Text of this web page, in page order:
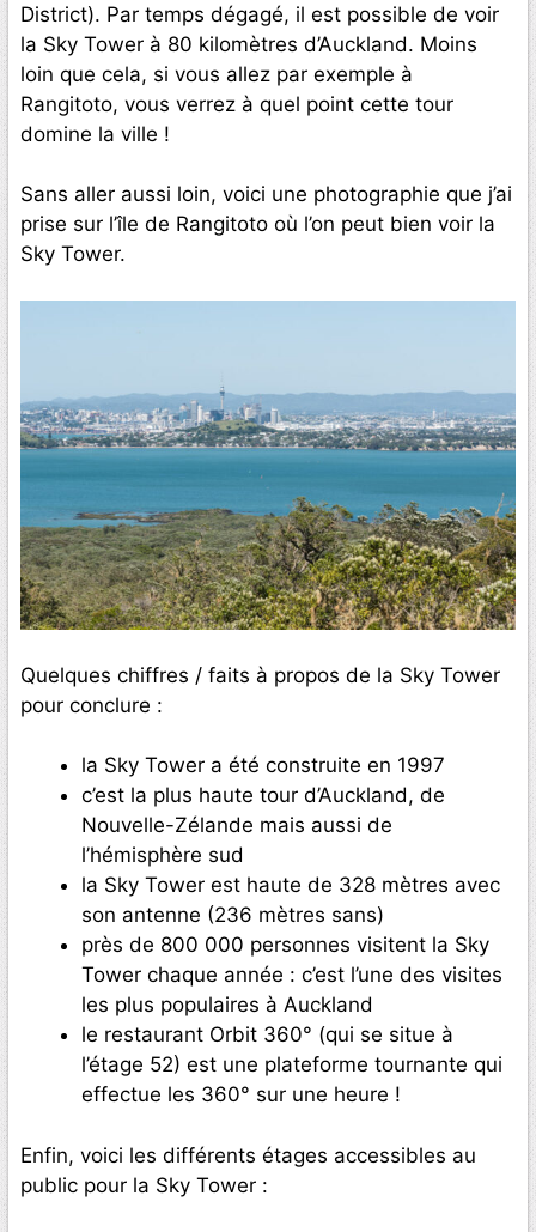
District). Par temps dégagé, il est possible de voir
la Sky Tower à 80 kilomètres d’Auckland. Moins
loin que cela, si vous allez par exemple à
Rangitoto, vous verrez à quel point cette tour
domine la ville !
Sans aller aussi loin, voici une photographie que j’ai
prise sur l’île de Rangitoto où l’on peut bien voir la
Sky Tower.
Quelques chiffres / faits à propos de la Sky Tower
pour conclure :
la Sky Tower a été construite en 1997
c’est la plus haute tour d’Auckland, de
Nouvelle-Zélande mais aussi de
l’hémisphère sud
la Sky Tower est haute de 328 mètres avec
son antenne (236 mètres sans)
près de 800 000 personnes visitent la Sky
Tower chaque année : c’est l’une des visites
les plus populaires à Auckland
le restaurant Orbit 360° (qui se situe à
l’étage 52) est une plateforme tournante qui
effectue les 360° sur une heure !
Enfin, voici les différents étages accessibles au
public pour la Sky Tower :